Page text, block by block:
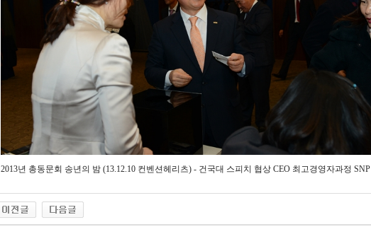
2013년 총동문회 송년의 밤 (13.12.10 컨벤션헤리츠) - 건국대 스피치 협상 CEO 최고경영자과정 SNP